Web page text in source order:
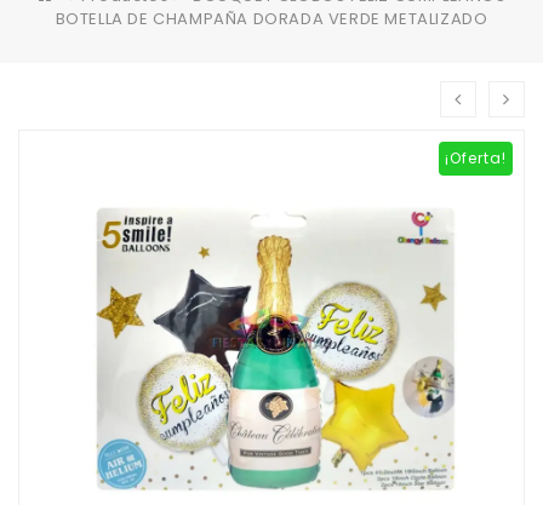
BOTELLA DE CHAMPAÑA DORADA VERDE METALIZADO
¡Oferta!